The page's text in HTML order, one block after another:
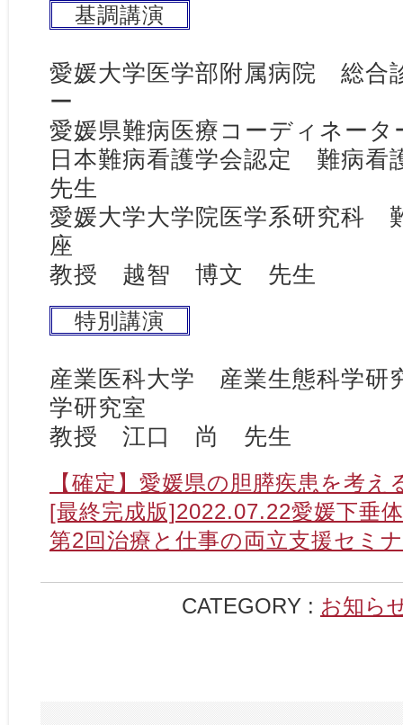
基調講演
愛媛大学医学部附属病院 総合
ー
愛媛県難病医療コーディネータ
日本難病看護学会認定 難
先生
愛媛大学大学院医学系研究科
座
教授 越智 博文 先生
特別講演
産業医科大学 産業生態科学
学研究室
教授 江口 尚 先生
【確定】愛媛県の胆膵疾患を考え
[最終完成版]2022.07.22愛媛下垂
第2回治療と仕事の両立支援セミ
CATEGORY : お知ら